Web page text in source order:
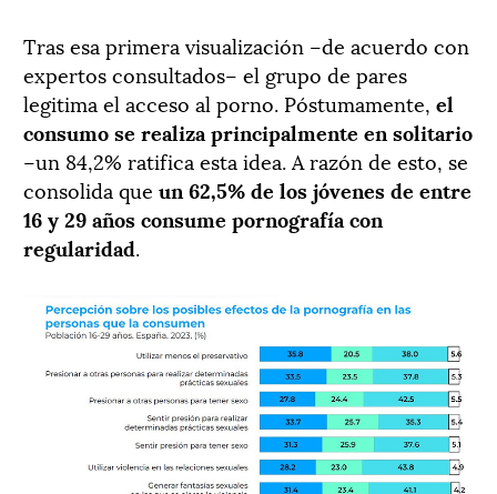
Tras esa primera visualización –de acuerdo con
expertos consultados– el grupo de pares
legitima el acceso al porno. Póstumamente, el
consumo se realiza principalmente en solitario
–un 84,2% ratifica esta idea. A razón de esto, se
consolida que un 62,5% de los jóvenes de entre
16 y 29 años consume pornografía con
regularidad.